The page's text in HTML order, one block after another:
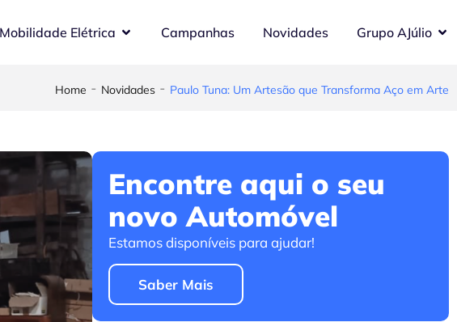
Mobilidade Elétrica Campanhas Novidades Grupo AJúlio
Home - Novidades - Paulo Tuna: Um Artesão que Transforma Aço em Arte
Encontre aqui o seu
novo Automóvel
Estamos disponíveis para ajudar!
Saber Mais